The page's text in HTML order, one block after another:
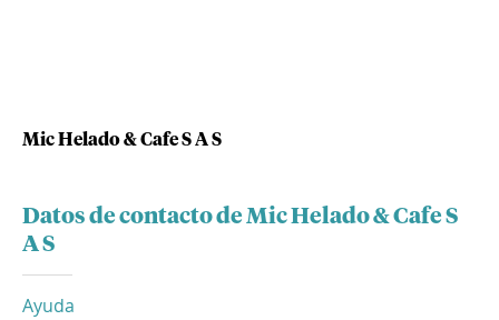
Mic Helado & Cafe S A S
Datos de contacto de Mic Helado & Cafe S
A S
Ayuda